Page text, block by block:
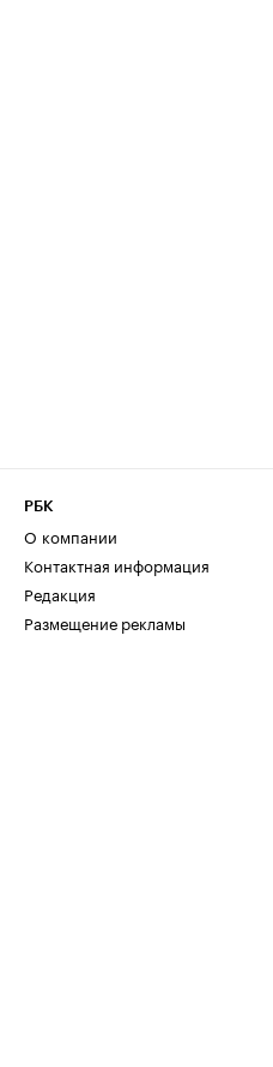
РБК
О компании
Контактная информация
Редакция
Размещение рекламы